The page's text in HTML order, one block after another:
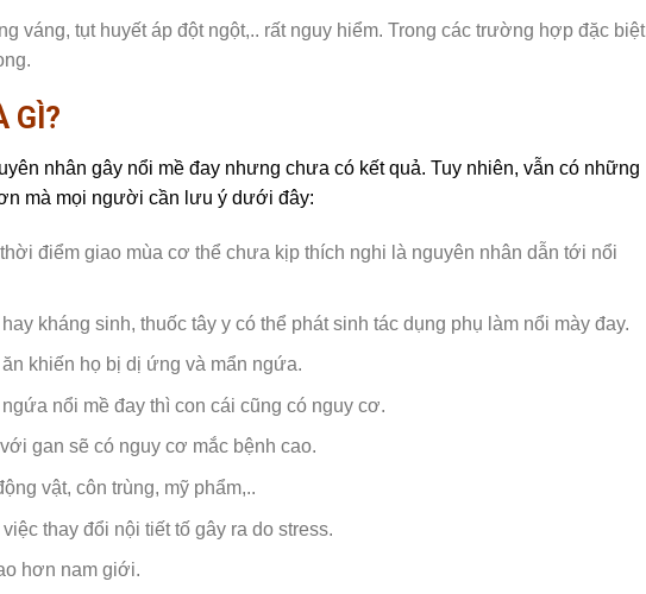
váng, tụt huyết áp đột ngột,.. rất nguy hiểm. Trong các trường hợp đặc biệt
GÌ?
nhân gây nổi mề đay nhưng chưa có kết quả. Tuy nhiên, vẫn có những
mà mọi người cần lưu ý dưới đây:
điểm giao mùa cơ thể chưa kịp thích nghi là nguyên nhân dẫn tới nổi
kháng sinh, thuốc tây y có thể phát sinh tác dụng phụ làm nổi mày đay.
khiến họ bị dị ứng và mẩn ngứa.
nổi mề đay thì con cái cũng có nguy cơ.
gan sẽ có nguy cơ mắc bệnh cao.
vật, côn trùng, mỹ phẩm,..
thay đổi nội tiết tố gây ra do stress.
hơn nam giới.